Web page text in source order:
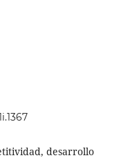
desarrollo